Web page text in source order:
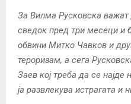
За Вилма Русковска важат
сведок пред три месеци и
обвини Митко Чавков и
тероризам, а сега
Заев кој треба да се најде
ја развлекува истрагата и